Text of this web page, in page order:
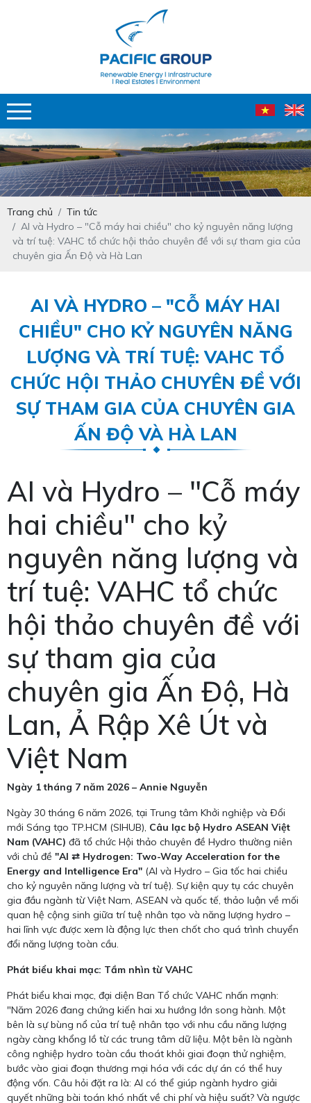
Trang chủ
Tin tức
AI và Hydro – "Cỗ máy hai chiều" cho kỷ nguyên năng lượng
và trí tuệ: VAHC tổ chức hội thảo chuyên đề với sự tham gia của
chuyên gia Ấn Độ và Hà Lan
AI VÀ HYDRO – "CỖ MÁY HAI
CHIỀU" CHO KỶ NGUYÊN NĂNG
LƯỢNG VÀ TRÍ TUỆ: VAHC TỔ
CHỨC HỘI THẢO CHUYÊN ĐỀ VỚI
SỰ THAM GIA CỦA CHUYÊN GIA
ẤN ĐỘ VÀ HÀ LAN
AI và Hydro – "Cỗ máy
hai chiều" cho kỷ
nguyên năng lượng và
trí tuệ: VAHC tổ chức
hội thảo chuyên đề với
sự tham gia của
chuyên gia Ấn Độ, Hà
Lan, Ả Rập Xê Út và
Việt Nam
Ngày 1 tháng 7 năm 2026 – Annie Nguyễn
Ngày 30 tháng 6 năm 2026, tại Trung tâm Khởi nghiệp và Đổi
mới Sáng tạo TP.HCM (SIHUB), Câu lạc bộ Hydro ASEAN Việt
Nam (VAHC) đã tổ chức Hội thảo chuyên đề Hydro thường niên
với chủ đề "AI ⇄ Hydrogen: Two-Way Acceleration for the
Energy and Intelligence Era" (AI và Hydro – Gia tốc hai chiều
cho kỷ nguyên năng lượng và trí tuệ). Sự kiện quy tụ các chuyên
gia đầu ngành từ Việt Nam, ASEAN và quốc tế, thảo luận về mối
quan hệ cộng sinh giữa trí tuệ nhân tạo và năng lượng hydro –
hai lĩnh vực được xem là động lực then chốt cho quá trình chuyển
đổi năng lượng toàn cầu.
Phát biểu khai mạc: Tầm nhìn từ VAHC
Phát biểu khai mạc, đại diện Ban Tổ chức VAHC nhấn mạnh:
"Năm 2026 đang chứng kiến hai xu hướng lớn song hành. Một
bên là sự bùng nổ của trí tuệ nhân tạo với nhu cầu năng lượng
ngày càng khổng lồ từ các trung tâm dữ liệu. Một bên là ngành
công nghiệp hydro toàn cầu thoát khỏi giai đoạn thử nghiệm,
bước vào giai đoạn thương mại hóa với các dự án có thể huy
động vốn. Câu hỏi đặt ra là: AI có thể giúp ngành hydro giải
quyết những bài toán khó nhất về chi phí và hiệu suất? Và ngược